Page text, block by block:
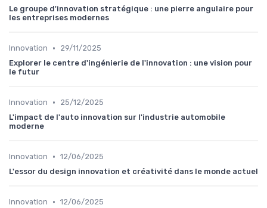
Le groupe d'innovation stratégique : une pierre angulaire pour
les entreprises modernes
Innovation •
29/11/2025
Explorer le centre d'ingénierie de l'innovation : une vision pour
le futur
Innovation •
25/12/2025
L'impact de l'auto innovation sur l'industrie automobile
moderne
Innovation • 12/06/2025
L'essor du design innovation et créativité dans le monde actuel
Innovation • 12/06/2025